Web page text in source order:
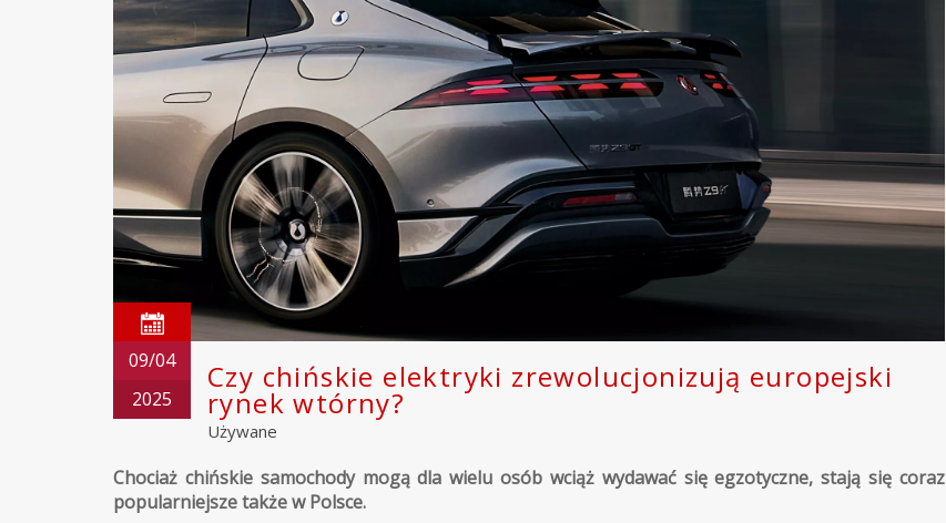
09/04
2025
Czy chińskie elektryki zrewolucjonizują europejski
rynek wtórny?
Używane
Chociaż chińskie samochody mogą dla wielu osób wciąż wydawać się egzotyczne, stają się coraz
popularniejsze także w Polsce.